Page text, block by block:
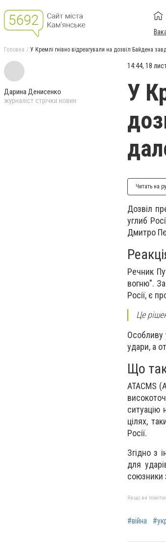
Головна У Кремлі гнівно відреагували на дозвіл Байдена
Дарина Денисенко
журналіст стрічки новин
14:44, 18
У
Читать на
Дозвіл
углиб
Дмитро
Речник
вогню".
Росії, є
Це
Особливу
удари, а
Що
ATACMS
ситуацію
цілях,
Росії.
Згідно з
для
союзники
Якщо ви
#війна